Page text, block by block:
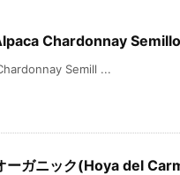
Chardonnay
Semill ...
ーガニック(Hoya del